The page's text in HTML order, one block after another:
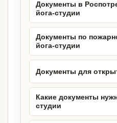
Документы в
йога-студии
Документы по
йога-студии
Документы для
Какие документы
студии